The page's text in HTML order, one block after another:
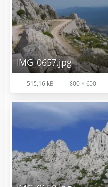
IMG_0657.jpg
515,16 kB 800 × 600